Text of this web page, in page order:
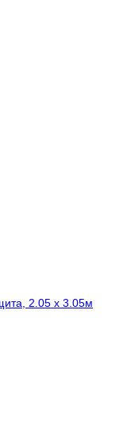
2.05 х 3.05м